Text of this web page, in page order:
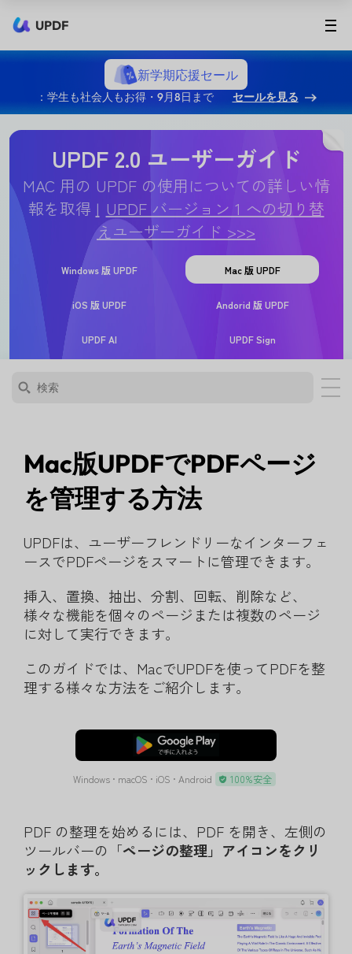
UPDF
新学期応援セール
：学生も社会人もお得・9月8日まで セールを見る
UPDF 2.0 ユーザーガイド
MAC 用の UPDF の使用についての詳しい情
報を取得
UPDF バージョン 1 への切り替
えユーザーガイド >>>
Windows 版 UPDF Mac 版 UPDF
iOS 版 UPDF Andorid 版 UPDF
UPDF AI UPDF Sign
Mac版UPDFでPDFページ
を管理する方法
UPDFは、ユーザーフレンドリーなインターフェ
ースでPDFページをスマートに管理できます。
挿入、置換、抽出、分割、回転、削除など、
様々な機能を個々のページまたは複数のページ
に対して実行できます。
このガイドでは、MacでUPDFを使ってPDFを整
理する様々な方法をご紹介します。
無料ダウンロード
Windows • macOS • iOS • Android 100%安全
PDF の整理を始めるには、PDF を開き、左側の
ツールバーの「ページの整理」アイコンをクリ
ックします。